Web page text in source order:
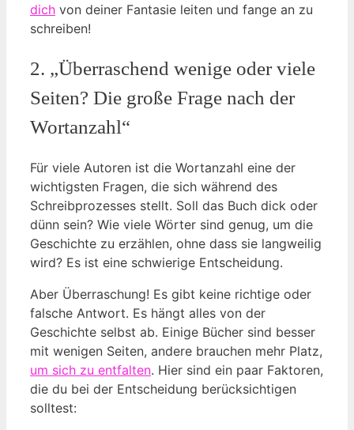
dich von deiner Fantasie leiten und fange an zu
schreiben!
2. „Überraschend wenige oder viele
Seiten? Die große Frage nach der
Wortanzahl“
Für viele Autoren ist die Wortanzahl eine der
wichtigsten Fragen, die sich während des
Schreibprozesses stellt. Soll das Buch dick oder
dünn sein? Wie viele Wörter sind genug, um die
Geschichte zu erzählen, ohne dass sie langweilig
wird? Es ist eine schwierige Entscheidung.
Aber Überraschung! Es gibt keine richtige oder
falsche Antwort. Es hängt alles von der
Geschichte selbst ab. Einige Bücher sind besser
mit wenigen Seiten, andere brauchen mehr Platz,
um sich zu entfalten. Hier sind ein paar Faktoren,
die du bei der Entscheidung berücksichtigen
solltest: